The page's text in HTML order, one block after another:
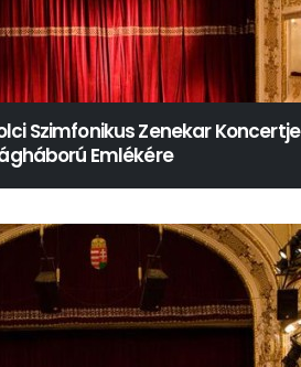
Szimfonikus Zenekar Koncertje
Emlékére